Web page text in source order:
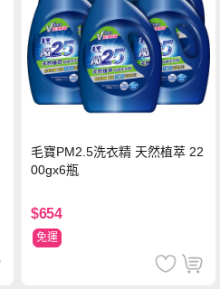
毛寶PM2.5洗衣精 天然植萃 22
00gx6瓶
$654
免運